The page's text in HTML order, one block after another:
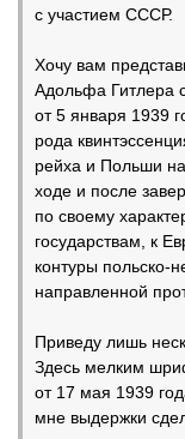
с участием СССР.
Хочу вам
Адольфа
от 5 января 1939
рода
рейха и Польши
ходе и после
по своему
государствам, к
контуры польско-
направленной
Приведу лишь
Здесь мелким
от 17 мая 1939
мне выдержки